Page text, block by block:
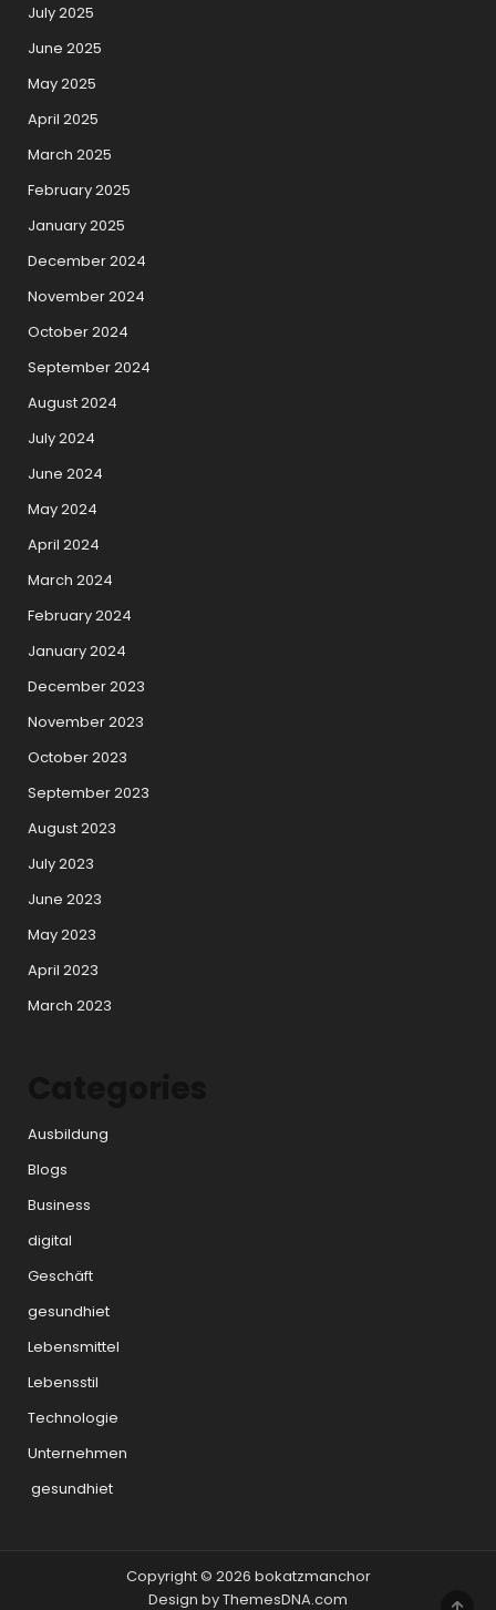
July 2025
June 2025
May 2025
April 2025
March 2025
February 2025
January 2025
December 2024
November 2024
October 2024
September 2024
August 2024
July 2024
June 2024
May 2024
April 2024
March 2024
February 2024
January 2024
December 2023
November 2023
October 2023
September 2023
August 2023
July 2023
June 2023
May 2023
April 2023
March 2023
Ausbildung
Blogs
Business
digital
Geschäft
gesundhiet
Lebensmittel
Lebensstil
Technologie
Unternehmen
gesundhiet
Copyright © 2026 bokatzmanchor
Design by ThemesDNA.com